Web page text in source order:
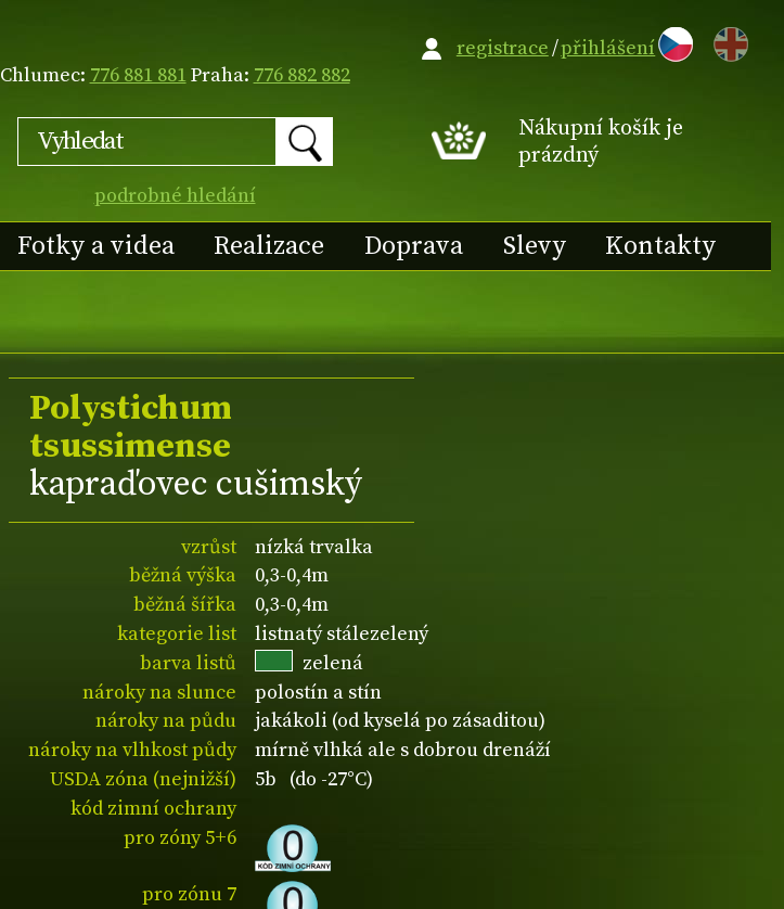
Chlumec: 776 881 881Praha: 776 882 882
podrobné hledání
EN
Nákupní košík je
prázdný
Fotky a videa Realizace Doprava Slevy Kontakty
registrace/přihlášení
Polystichum
tsussimense
kapraďovec cušimský
vzrůst
nízká trvalka
běžná výška
0,3-0,4m
běžná šířka
0,3-0,4m
kategorie list
listnatý stálezelený
barva listů
zelená
nároky na slunce
polostín a stín
nároky na půdu
jakákoli (od kyselá po zásaditou)
nároky na vlhkost půdy
mírně vlhká ale s dobrou drenáží
USDA zóna (nejnižší)
5b (do -27°C)
kód zimní ochrany
pro zóny 5+6
pro zónu 7